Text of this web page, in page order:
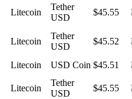
Litecoin
Tether
USD
$45.55
Litecoin
Tether
USD
$45.52
Litecoin USD Coin $45.51
Litecoin
Tether
USD
$45.55